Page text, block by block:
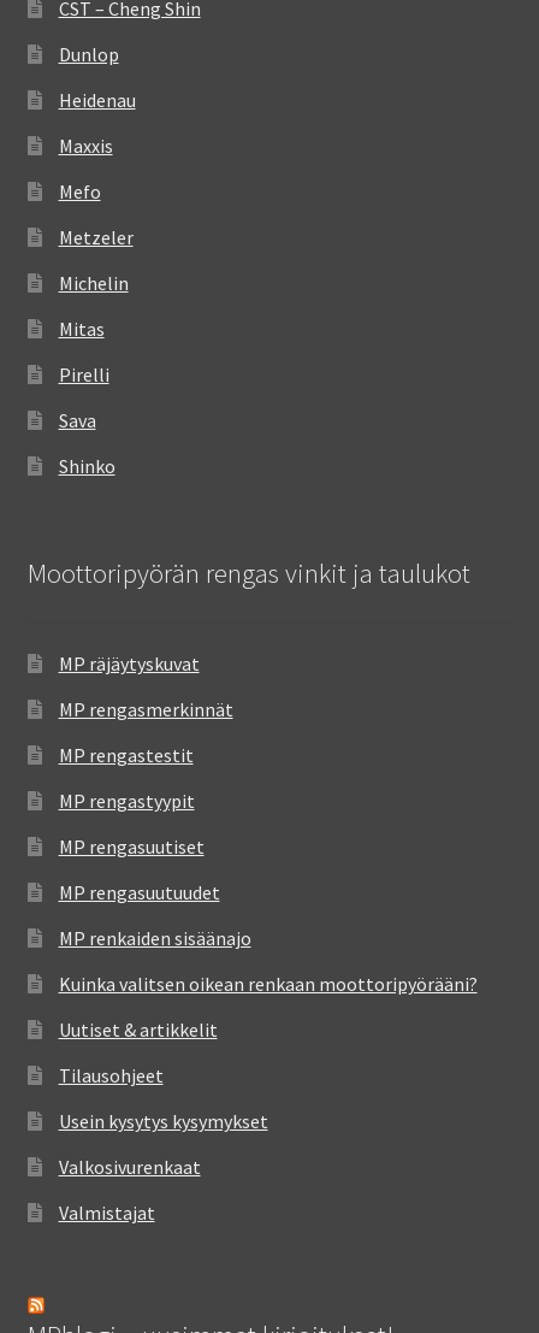
CST – Cheng Shin
Dunlop
Heidenau
Maxxis
Mefo
Metzeler
Michelin
Mitas
Pirelli
Sava
Shinko
Moottoripyörän rengas vinkit ja taulukot
MP räjäytyskuvat
MP rengasmerkinnät
MP rengastestit
MP rengastyypit
MP rengasuutiset
MP rengasuutuudet
MP renkaiden sisäänajo
Kuinka valitsen oikean renkaan moottoripyörääni?
Uutiset & artikkelit
Tilausohjeet
Usein kysytys kysymykset
Valkosivurenkaat
Valmistajat